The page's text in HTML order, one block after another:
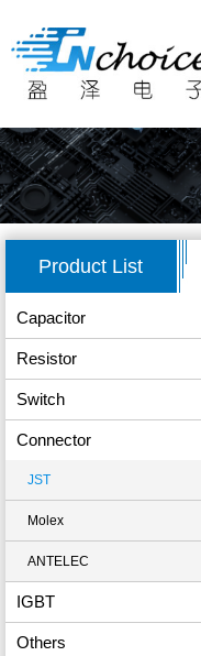
Product List
Capacitor
Resistor
Switch
Connector
JST
Molex
ANTELEC
IGBT
Others